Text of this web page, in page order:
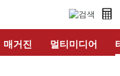
매거진 멀티미디어